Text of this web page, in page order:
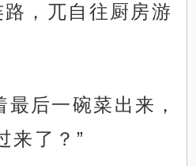
，兀自往厨房游
后一碗菜出来，
来了？”